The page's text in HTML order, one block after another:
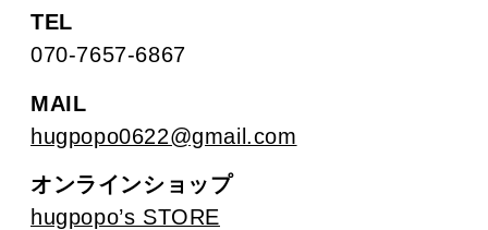
TEL
070-7657-6867
MAIL
hugpopo0622@gmail.com
オンラインショップ
hugpopo’s STORE